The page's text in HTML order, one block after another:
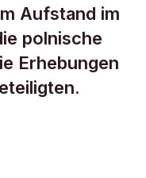
Aufstand im
polnische
Erhebungen